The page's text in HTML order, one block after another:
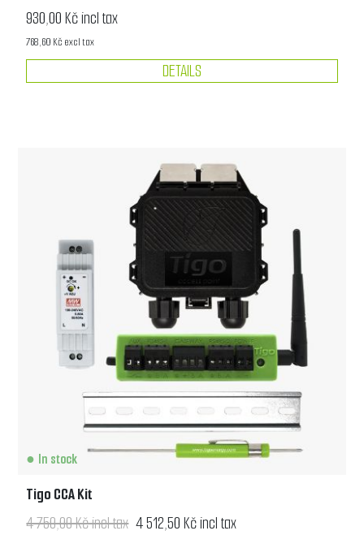
930,00 Kč incl tax
768,60 Kč excl tax
DETAILS
In stock
Tigo CCA Kit
4 750,00 Kč incl tax 4 512,50 Kč incl tax